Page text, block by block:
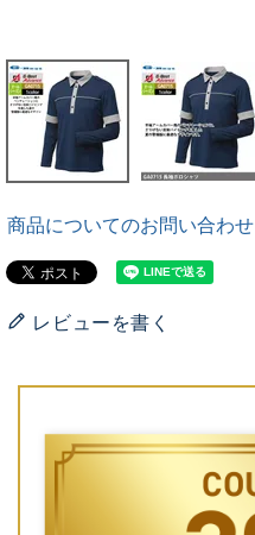
商品についてのお問い合わせ
レビューを書く